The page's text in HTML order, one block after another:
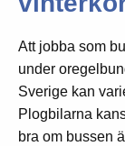
Att jobba som
under
Sverige kan
Plogbilarna
bra om bussen